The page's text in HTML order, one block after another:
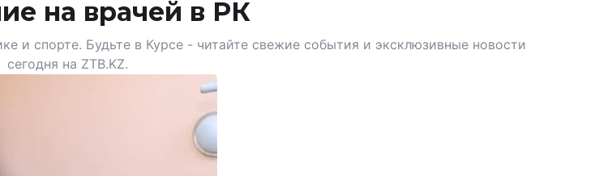
на врачей в РК
и спорте. Будьте в Курсе - читайте свежие события и эксклюзивные новости
сегодня на ZTB.KZ.